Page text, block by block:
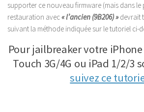
supporter ce nouveau firmware (mais dans le
restauration avec« l’ancien (9B206) »devrait
suivant la méthode indiquée sur le tutoriel ci-
Pour jailbreaker votre iPhone
Touch 3G/4G ou iPad 1/2/3
suivez ce